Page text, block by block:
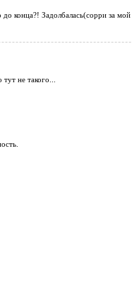
конца?! Задолбалась(сорри за
не такого...